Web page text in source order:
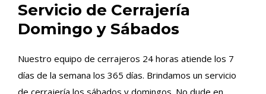
Servicio de Cerrajería
Domingo y Sábados
Nuestro equipo de cerrajeros 24 horas atiende los 7
días de la semana los 365 días. Brindamos un servicio
de cerrajería los sábados y domingos. No dude en